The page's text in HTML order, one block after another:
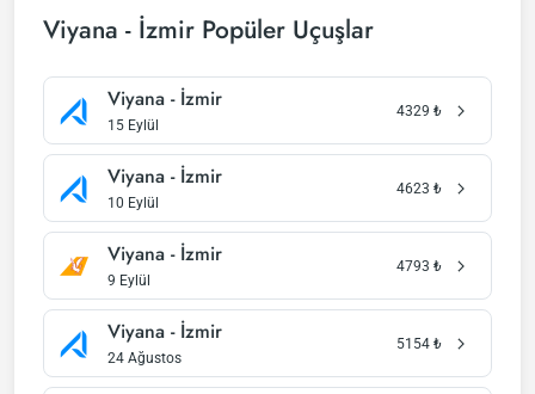
Viyana - İzmir Popüler Uçuşlar
Viyana - İzmir
15 Eylül
4329 ₺
Viyana - İzmir
10 Eylül
4623 ₺
Viyana - İzmir
9 Eylül
4793 ₺
Viyana - İzmir
24 Ağustos
5154 ₺